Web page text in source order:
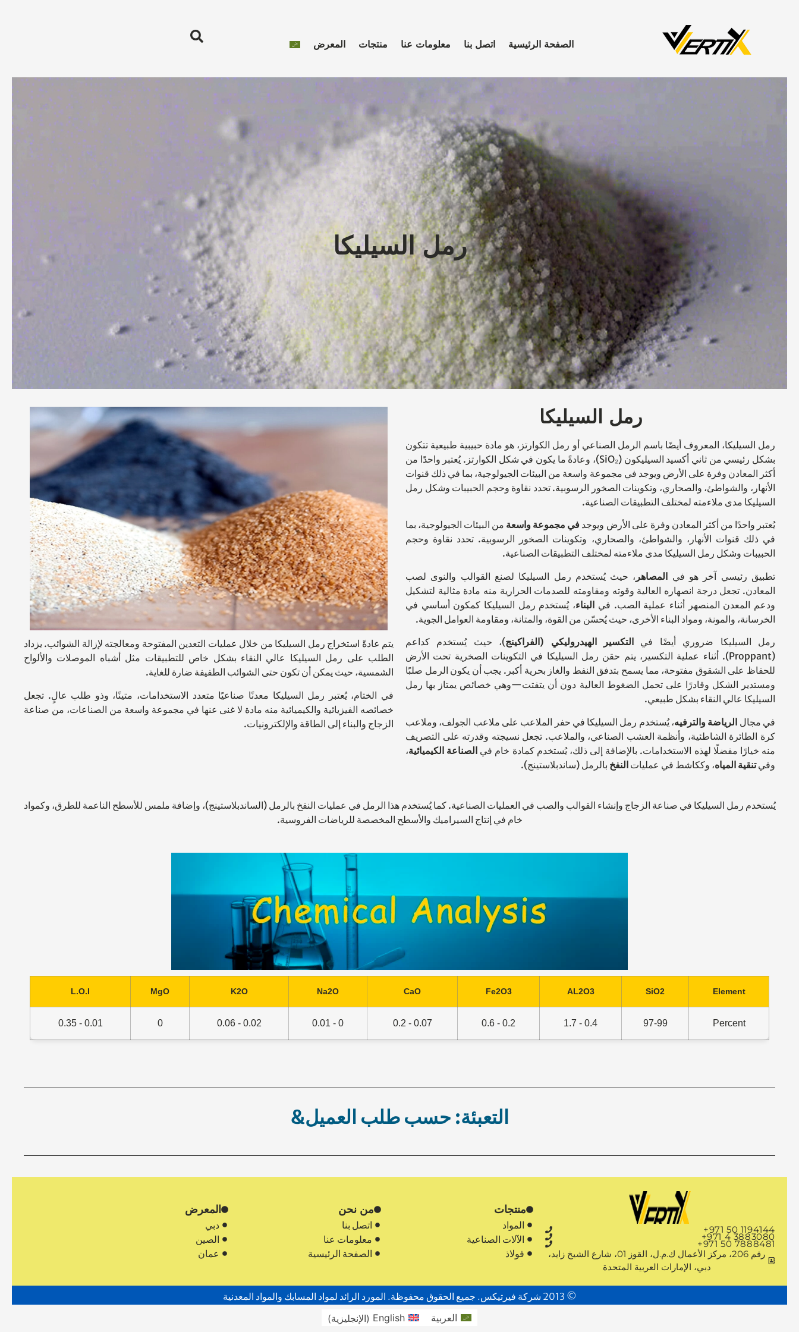
الصفحة الرئيسية اتصل بنا معلومات عنا منتجات المعرض
رمل السيليكا
رمل السيليكا
رمل السيليكا، المعروف أيضًا باسم الرمل الصناعي أو رمل الكوارتز، هو مادة حبيبية طبيعية تتكون
بشكل رئيسي من ثاني أكسيد السيليكون (SiO₂)، وعادةً ما يكون في شكل الكوارتز. يُعتبر واحدًا من
أكثر المعادن وفرة على الأرض ويوجد في مجموعة واسعة من البيئات الجيولوجية، بما في ذلك قنوات
الأنهار، والشواطئ، والصحاري، وتكوينات الصخور الرسوبية. تحدد نقاوة وحجم الحبيبات وشكل رمل
السيليكا مدى ملاءمته لمختلف التطبيقات الصناعية.
يُعتبر واحدًا من أكثر المعادن وفرة على الأرض ويوجد في مجموعة واسعة من البيئات الجيولوجية، بما
في ذلك قنوات الأنهار، والشواطئ، والصحاري، وتكوينات الصخور الرسوبية. تحدد نقاوة وحجم
الحبيبات وشكل رمل السيليكا مدى ملاءمته لمختلف التطبيقات الصناعية.
تطبيق رئيسي آخر هو في المصاهر ، حيث يُستخدم رمل السيليكا لصنع القوالب والنوى لصب
المعادن. تجعل درجة انصهاره العالية وقوته ومقاومته للصدمات الحرارية منه مادة مثالية لتشكيل
ودعم المعدن المنصهر أثناء عملية الصب. في البناء، يُستخدم رمل السيليكا كمكون أساسي في
الخرسانة، والمونة، ومواد البناء الأخرى، حيث يُحسّن من القوة، والمتانة، ومقاومة العوامل الجوية.
رمل السيليكا ضروري أيضًا في التكسير الهيدروليكي (الفراكينج)، حيث يُستخدم كداعم
(Proppant). أثناء عملية التكسير، يتم حقن رمل السيليكا في التكوينات الصخرية تحت الأرض
للحفاظ على الشقوق مفتوحة، مما يسمح بتدفق النفط والغاز بحرية أكبر. يجب أن يكون الرمل صلبًا
ومستدير الشكل وقادرًا على تحمل الضغوط العالية دون أن يتفتت—وهي خصائص يمتاز بها رمل
السيليكا عالي النقاء بشكل طبيعي.
في مجال الرياضة والترفيه، يُستخدم رمل السيليكا في حفر الملاعب على ملاعب الجولف، وملاعب
كرة الطائرة الشاطئية، وأنظمة العشب الصناعي، والملاعب. تجعل نسيجته وقدرته على التصريف
منه خيارًا مفضلًا لهذه الاستخدامات. بالإضافة إلى ذلك، يُستخدم كمادة خام في الصناعة الكيميائية،
وفيتنقية المياه، وككاشط في عمليات النفخ بالرمل (ساندبلاستينج).
يتم عادةً استخراج رمل السيليكا من خلال عمليات التعدين المفتوحة ومعالجته لإزالة الشوائب. يزداد
الطلب على رمل السيليكا عالي النقاء بشكل خاص للتطبيقات مثل أشباه الموصلات والألواح
الشمسية، حيث يمكن أن تكون حتى الشوائب الطفيفة ضارة للغاية.
في الختام، يُعتبر رمل السيليكا معدنًا صناعيًا متعدد الاستخدامات، متينًا، وذو طلب عالٍ. تجعل
خصائصه الفيزيائية والكيميائية منه مادة لا غنى عنها في مجموعة واسعة من الصناعات، من صناعة
الزجاج والبناء إلى الطاقة والإلكترونيات.
يُستخدم رمل السيليكا في صناعة الزجاج وإنشاء القوالب والصب في العمليات الصناعية. كما يُستخدم هذا الرمل في عمليات النفخ بالرمل (الساندبلاستينج)، وإضافة ملمس للأسطح الناعمة للطرق، وكمواد
خام في إنتاج السيراميك والأسطح المخصصة للرياضات الفروسية.
Element
SiO2
AL2O3
Fe2O3
CaO
Na2O
K2O
MgO
L.O.I
Percent
97-99
0.4 - 1.7
0.2 - 0.6
0.07 - 0.2
0 - 0.01
0.02 - 0.06
0
0.01 - 0.35
التعبئة: حسب طلب العميل.
+971 50 1194144
+971 4 3883080
+971 50 7888481
رقم 206، مركز الأعمال ك.م.ل، القوز 01، شارع الشيخ زايد،
دبي، الإمارات العربية المتحدة
منتجات
المواد
الآلات الصناعية
فولاذ
من نحن
اتصل بنا
معلومات عنا
الصفحة الرئيسية
المعرض
دبي
الصين
عمان
© 2013 شركة فيرتيكس. جميع الحقوق محفوظة. المورد الرائد لمواد المسابك والمواد المعدنية
العربية
English
(الإنجليزية)